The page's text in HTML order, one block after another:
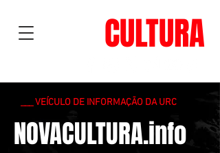
CULTURA
___ VEÍCULO DE INFORMAÇÃO DA URC
NOVACULTURA.info